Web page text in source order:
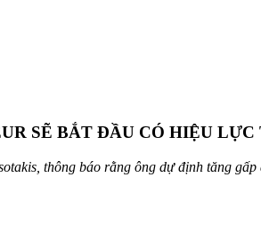
SẼ BẮT ĐẦU CÓ HIỆU LỰC
thông báo rằng ông dự định tăng